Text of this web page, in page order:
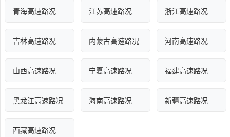
青海高速路况 江苏高速路况 浙江高速路况
吉林高速路况 内蒙古高速路况 河南高速路况
山西高速路况 宁夏高速路况 福建高速路况
黑龙江高速路况 海南高速路况 新疆高速路况
西藏高速路况